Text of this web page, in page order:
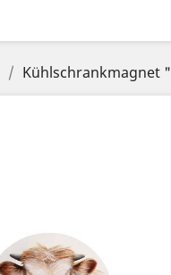
Kühlschrankmagnet